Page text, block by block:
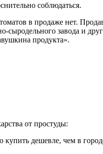
соблюдаться.
в продаже нет.
завода и
продукта».
от простуды:
дешевле, чем в